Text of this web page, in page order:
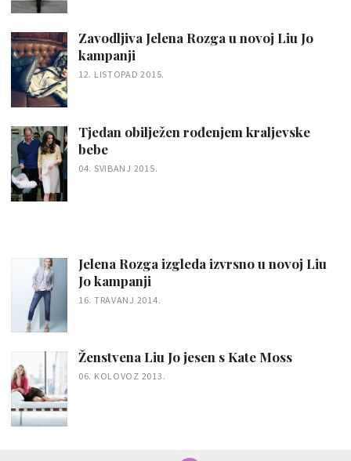
Zavodljiva Jelena Rozga u novoj Liu Jo
kampanji
12. LISTOPAD 2015.
Tjedan obilježen rođenjem kraljevske
bebe
04. SVIBANJ 2015.
Jelena Rozga izgleda izvrsno u novoj Liu
Jo kampanji
16. TRAVANJ 2014.
Ženstvena Liu Jo jesen s Kate Moss
06. KOLOVOZ 2013.